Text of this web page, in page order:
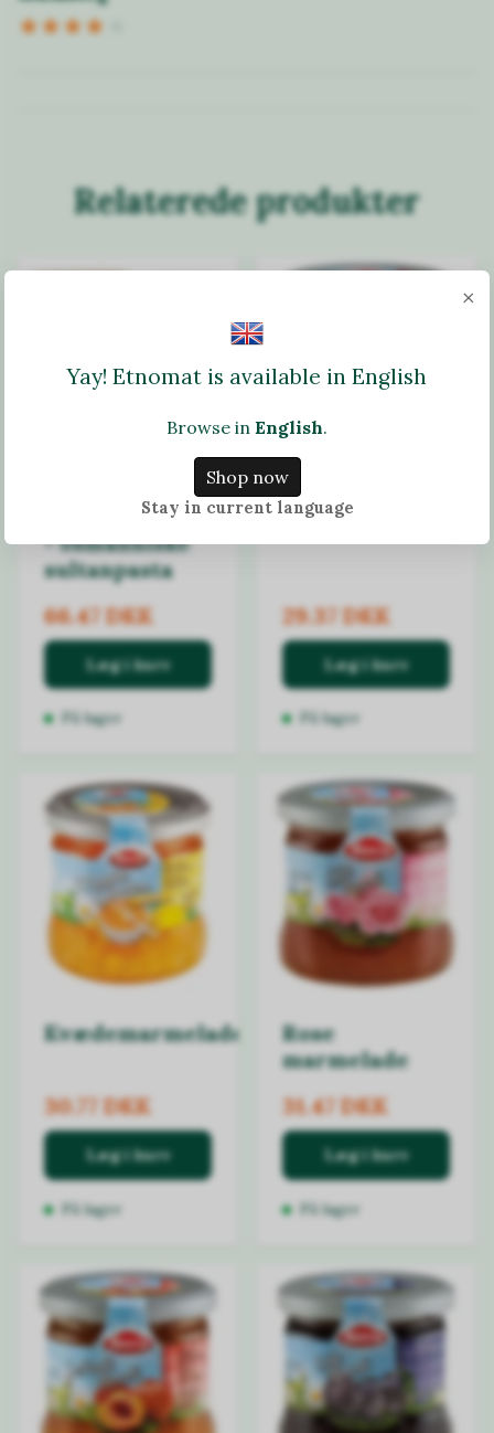
Relaterede produkter
Mesir macunu
- osmanniske
sultanpasta
66.47 DKK
Læg i kurv
På lager
jordbærsyltetøj
29.37 DKK
Læg i kurv
På lager
Kvædemarmelade
30.77 DKK
Læg i kurv
På lager
Rose
marmelade
31.47 DKK
Læg i kurv
På lager
×
Yay! Etnomat is available in English
Browse in English.
Shop now
Stay in current language